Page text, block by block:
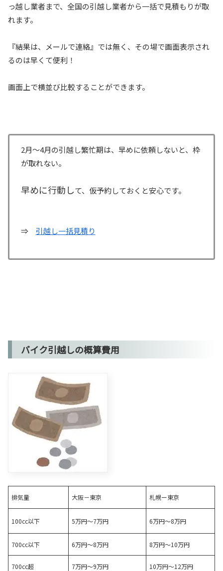
っ越し業者まで、全国の引越し業者から一括で見積もりが取
れます。
『結果は、メールで連絡』では無く、その場で画面表示され
るのは早くて便利！
画面上で横並び比較することができます。
2月～4月の引越し繁忙期は、早めに依頼しないと、枠
が取れない。
早めに行動して、仮予約しておくと安心です。
⇒ 引越し一括見積り
バイク引越しの概算費用
排気量 大阪－東京 札幌ー東京
100cc以下 5万円～7万円 6万円～8万円
700cc以下 6万円～8万円 8万円～10万円
700cc超 7万円～9万円 10万円～12万円